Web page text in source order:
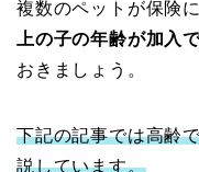
複数のペットが保険
上の子の年齢が加入
おきましょう。
下記の記事では高齢
説しています。